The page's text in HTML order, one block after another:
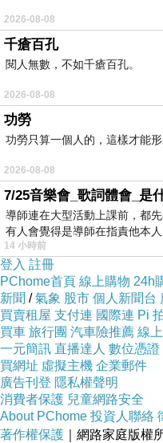
2026-08-08
千瘡百孔
閱人無數，不如千瘡百孔。
2026-08-08
功勞
功勞只算一個人的，這樣才能
2026-08-08
7/25音樂會_歌詞體會_是
導師連在大型活動上課前，都
有人會覺得是導師在指責他本
14 小時前
登入 註冊
PChome首頁 線上購物 24h
新聞 /氣象 股市 個人新聞台
買賣租屋 支付連 國際連 Pi
買車 旅行團 汽車險推薦 線
一元簡訊 直播達人 數位憑證
買網址 虛擬主機 企業郵件
廣告刊登 隱私權聲明
消費者保護 兒童網路安全
About PChome 投資人聯絡
著作權保護 ｜網路家庭版權